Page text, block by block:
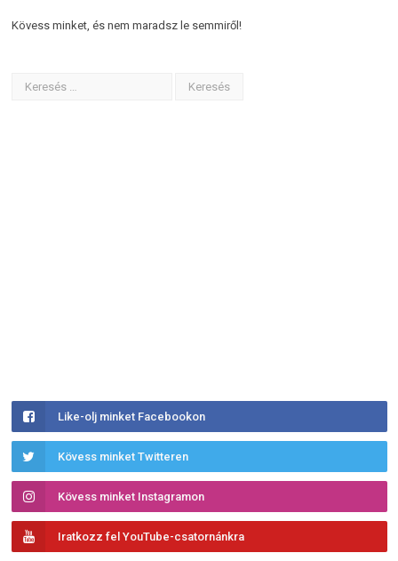
Kövess minket, és nem maradsz le semmiről!
Like-olj minket Facebookon
Kövess minket Twitteren
Kövess minket Instagramon
Iratkozz fel YouTube-csatornánkra